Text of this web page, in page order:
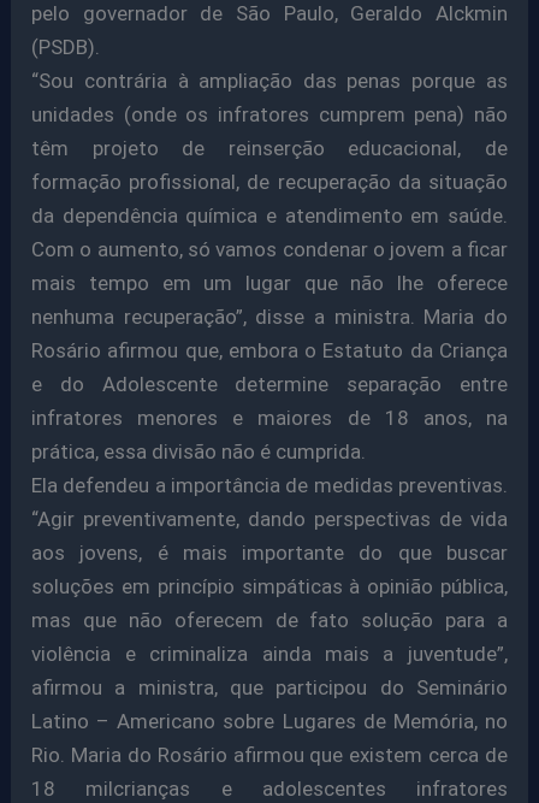
pelo governador de São Paulo, Geraldo Alckmin
(PSDB).
“Sou contrária à ampliação das penas porque as
unidades (onde os infratores cumprem pena) não
têm projeto de reinserção educacional, de
formação profissional, de recuperação da situação
da dependência química e atendimento em saúde.
Com o aumento, só vamos condenar o jovem a ficar
mais tempo em um lugar que não lhe oferece
nenhuma recuperação”, disse a ministra. Maria do
Rosário afirmou que, embora o Estatuto da Criança
e do Adolescente determine separação entre
infratores menores e maiores de 18 anos, na
prática, essa divisão não é cumprida.
Ela defendeu a importância de medidas preventivas.
“Agir preventivamente, dando perspectivas de vida
aos jovens, é mais importante do que buscar
soluções em princípio simpáticas à opinião pública,
mas que não oferecem de fato solução para a
violência e criminaliza ainda mais a juventude”,
afirmou a ministra, que participou do Seminário
Latino – Americano sobre Lugares de Memória, no
Rio. Maria do Rosário afirmou que existem cerca de
18 milcrianças e adolescentes infratores